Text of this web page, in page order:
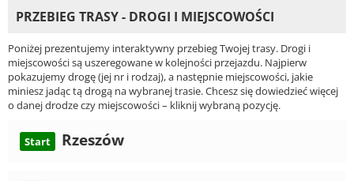
PRZEBIEG TRASY - DROGI I MIEJSCOWOŚCI
Poniżej prezentujemy interaktywny przebieg Twojej trasy. Drogi i
miejscowości są uszeregowane w kolejności przejazdu. Najpierw
pokazujemy drogę (jej nr i rodzaj), a następnie miejscowości, jakie
miniesz jadąc tą drogą na wybranej trasie. Chcesz się dowiedzieć więcej
o danej drodze czy miejscowości – kliknij wybraną pozycję.
Start Rzeszów